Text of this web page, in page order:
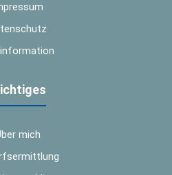
mich